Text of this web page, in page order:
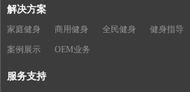
解决方案
家庭健身 商用健身 全民健身 健身指导
案例展示 OEM业务
服务支持